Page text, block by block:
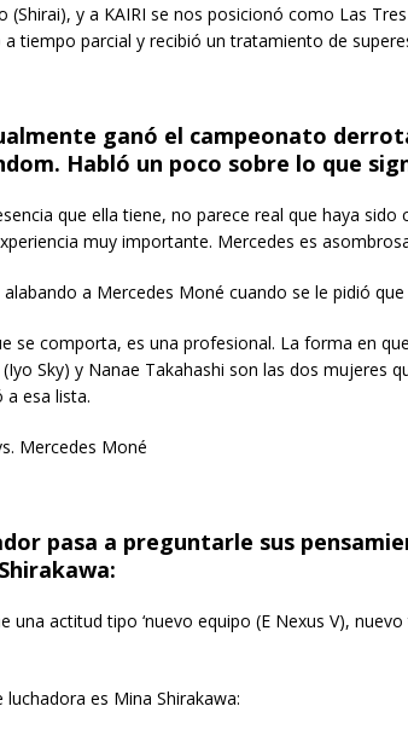
(Shirai), y a KAIRI se nos posicionó como Las
tiempo parcial y recibió un tratamiento de
ganó el campeonato
Habló un poco sobre lo que
que ella tiene, no parece real que haya
muy importante. Mercedes es
a Mercedes Moné cuando se le pidió
se comporta, es una profesional. La forma en
Sky) y Nanae Takahashi son las dos mujeres
a esa lista.
pasa a preguntarle sus
una actitud tipo ‘nuevo equipo (E Nexus V),
es Mina Shirakawa: